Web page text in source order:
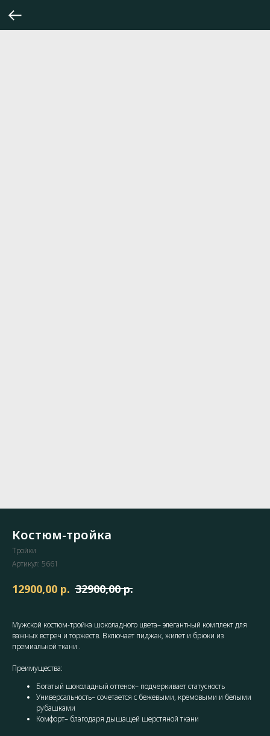
Костюм-тройка
Тройки
Артикул: 5661
12900,00 р. 32900,00 р.
Мужской костюм-тройка шоколадного цвета– элегантный комплект для
важных встреч и торжеств. Включает пиджак, жилет и брюки из
премиальной ткани .
Преимущества:
Богатый шоколадный оттенок– подчеркивает статусность
Универсальность– сочетается с бежевыми, кремовыми и белыми
рубашками
Комфорт– благодаря дышащей шерстяной ткани